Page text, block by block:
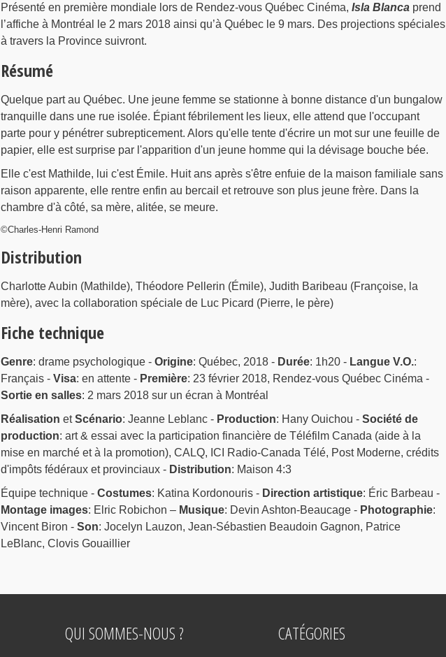
Présenté en première mondiale lors de Rendez-vous Québec Cinéma, Isla Blancaprend
l’affiche à Montréal le 2 mars 2018 ainsi qu’à Québec le 9 mars. Des projections spéciales
à travers la Province suivront.
Résumé
Quelque part au Québec. Une jeune femme se stationne à bonne distance d'un bungalow
tranquille dans une rue isolée. Épiant fébrilement les lieux, elle attend que l'occupant
parte pour y pénétrer subrepticement. Alors qu'elle tente d'écrire un mot sur une feuille de
papier, elle est surprise par l'apparition d'un jeune homme qui la dévisage bouche bée.
Elle c'est Mathilde, lui c'est Émile. Huit ans après s'être enfuie de la maison familiale sans
raison apparente, elle rentre enfin au bercail et retrouve son plus jeune frère. Dans la
chambre d'à côté, sa mère, alitée, se meure.
©Charles-Henri Ramond
Distribution
Charlotte Aubin (Mathilde), Théodore Pellerin (Émile), Judith Baribeau (Françoise, la
mère), avec la collaboration spéciale de Luc Picard (Pierre, le père)
Fiche technique
Genre: drame psychologique - Origine: Québec, 2018 - Durée: 1h20 - Langue V.O.:
Français - Visa: en attente - Première: 23 février 2018, Rendez-vous Québec Cinéma -
Sortie en salles: 2 mars 2018 sur un écran à Montréal
Réalisation etScénario: Jeanne Leblanc - Production: Hany Ouichou - Société de
production: art & essai avec la participation financière de Téléfilm Canada (aide à la
mise en marché et à la promotion), CALQ, ICI Radio-Canada Télé, Post Moderne, crédits
d'impôts fédéraux et provinciaux - Distribution: Maison 4:3
Équipe technique - Costumes: Katina Kordonouris - Direction artistique: Éric Barbeau -
Montage images: Elric Robichon – Musique: Devin Ashton-Beaucage - Photographie:
Vincent Biron - Son: Jocelyn Lauzon, Jean-Sébastien Beaudoin Gagnon, Patrice
LeBlanc, Clovis Gouaillier
QUI SOMMES-NOUS ? CATÉGORIES